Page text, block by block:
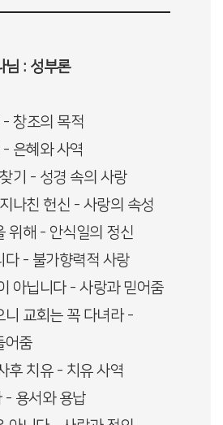
님 : 성부론
창조의 목적
은혜와 사역
기 - 성경 속의 사랑
나친 헌신 - 사랑의 속성
위해 - 안식일의 정신
다 - 불가향력적 사랑
아닙니다 - 사랑과 믿어줌
니 교회는 꼭 다녀라 -
어줌
후 치유 - 치유 사역
- 용서와 용납